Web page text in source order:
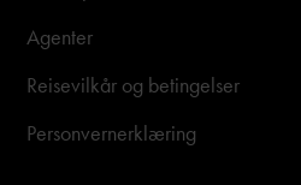
Agenter
Reisevilkår og betingelser
Personvernerklæring